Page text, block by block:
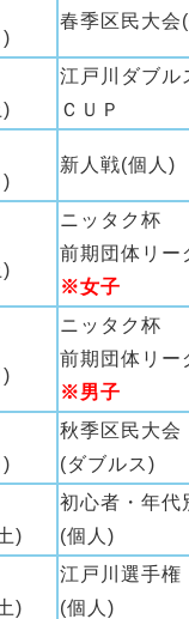
春季区民大会
江戸川ダブル
ＣＵＰ
新人戦(個人)
ニッタク杯
前期団体リー
※女子
ニッタク杯
前期団体リー
※男子
秋季区民大会
(ダブルス)
)
初心者・年代
(個人)
)
江戸川選手権
(個人)